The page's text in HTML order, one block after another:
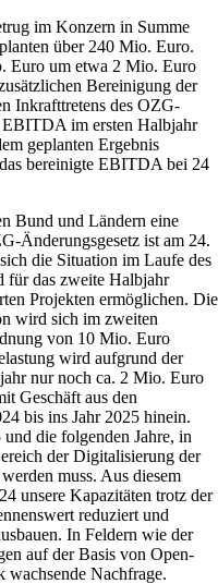
im Konzern in Summe
über 240 Mio. Euro.
Euro um etwa 2 Mio. Euro
Bereinigung der
Inkrafttretens des OZG-
EBITDA im ersten Halbjahr
geplanten Ergebnis
bereinigte EBITDA bei 24
Bund und Ländern eine
Änderungsgesetz ist am 24.
die Situation im Laufe des
für das zweite Halbjahr
Projekten ermöglichen. Die
wird sich im zweiten
von 10 Mio. Euro
wird aufgrund der
nur noch ca. 2 Mio. Euro
Geschäft aus den
bis ins Jahr 2025 hinein.
die folgenden Jahre, in
der Digitalisierung der
muss. Aus diesem
unsere Kapazitäten trotz der
reduziert und
In Feldern wie der
auf der Basis von Open-
wachsende Nachfrage.